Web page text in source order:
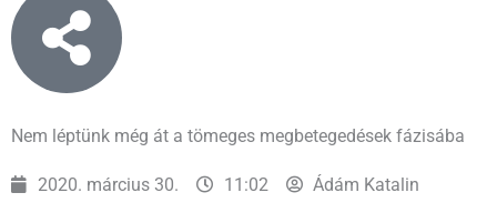
Nem léptünk még át a tömeges megbetegedések fázisába
2020. március 30. 11:02 Ádám Katalin